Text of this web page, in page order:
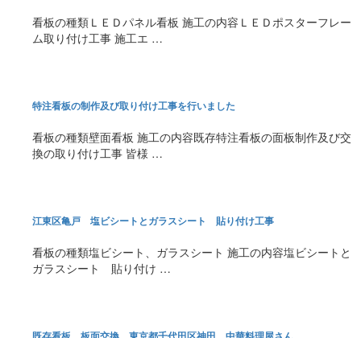
看板の種類ＬＥＤパネル看板 施工の内容ＬＥＤポスターフレー
ム取り付け工事 施工エ …
特注看板の制作及び取り付け工事を行いました
看板の種類壁面看板 施工の内容既存特注看板の面板制作及び交
換の取り付け工事 皆様 …
江東区亀戸 塩ビシートとガラスシート 貼り付け工事
看板の種類塩ビシート、ガラスシート 施工の内容塩ビシートと
ガラスシート 貼り付け …